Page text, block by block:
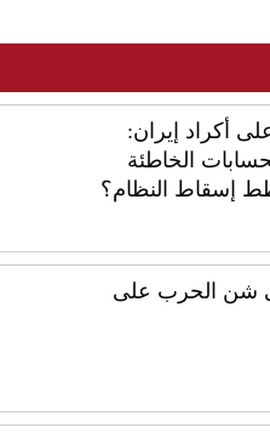
أكراد إيران:
الخاطئة
إسقاط النظام؟
شن الحرب على